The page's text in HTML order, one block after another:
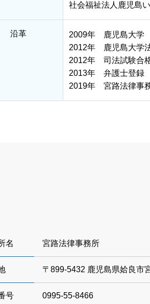
社会福祉法人鹿児島
沿革
2009年 鹿児島大学
2012年 鹿児島大学
2012年 司法試験合
2013年 弁護士登録
2019年 宮路法律事
名 宮路法律事務所
〒899-5432 鹿児島県姶良市
号 0995-55-8466